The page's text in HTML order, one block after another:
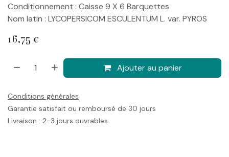
Conditionnement : Caisse 9 X 6 Barquettes
Nom latin : LYCOPERSICOM ESCULENTUM L. var. PYROS
16,75 €
Ajouter au panier
Conditions générales
Garantie satisfait ou remboursé de 30 jours
Livraison : 2-3 jours ouvrables